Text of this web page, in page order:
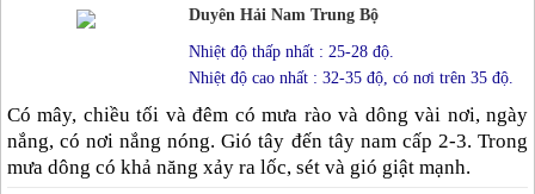
Duyên Hải Nam Trung Bộ
Nhiệt độ thấp nhất : 25-28 độ.
Nhiệt độ cao nhất : 32-35 độ, có nơi trên 35 độ.
Có mây, chiều tối và đêm có mưa rào và dông vài nơi, ngày
nắng, có nơi nắng nóng. Gió tây đến tây nam cấp 2-3. Trong
mưa dông có khả năng xảy ra lốc, sét và gió giật mạnh.